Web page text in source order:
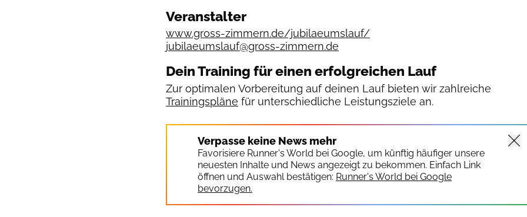
Veranstalter
www.gross-zimmern.de/jubilaeumslauf/
jubilaeumslauf@gross-zimmern.de
Dein Training für einen erfolgreichen Lauf
Zur optimalen Vorbereitung auf deinen Lauf bieten wir zahlreiche
Trainingspläne für unterschiedliche Leistungsziele an.
Verpasse keine News mehr
Favorisiere Runner's World bei Google, um künftig häufiger unsere
neuesten Inhalte und News angezeigt zu bekommen. Einfach Link
öffnen und Auswahl bestätigen: Runner's World bei Google
bevorzugen.